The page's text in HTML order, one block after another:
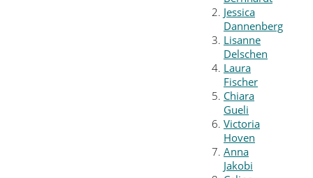
Jessica
Dannenberg
Lisanne
Delschen
Laura
Fischer
Chiara
Gueli
Victoria
Hoven
Anna
Jakobi